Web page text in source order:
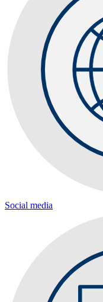
Social media